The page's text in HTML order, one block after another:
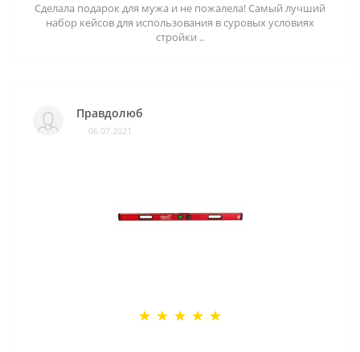
Сделала подарок для мужа и не пожалела! Самый лучший
набор кейсов для использования в суровых условиях
стройки ..
Правдолюб
06.07.2021